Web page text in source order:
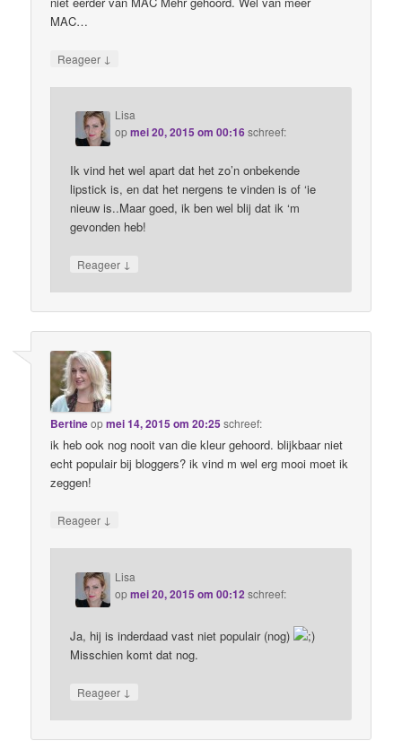
MAC…
Reageer ↓
Lisa
opmei 20, 2015 om 00:16schreef:
Ik vind het wel apart dat het zo’n onbekende
lipstick is, en dat het nergens te vinden is of ‘ie
nieuw is..Maar goed, ik ben wel blij dat ik ‘m
gevonden heb!
Reageer ↓
Bertineopmei 14, 2015 om 20:25 schreef:
ik heb ook nog nooit van die kleur gehoord. blijkbaar niet
echt populair bij bloggers? ik vind m wel erg mooi moet ik
zeggen!
Reageer ↓
Lisa
opmei 20, 2015 om 00:12 schreef:
Ja, hij is inderdaad vast niet populair (nog)
Misschien komt dat nog.
Reageer ↓